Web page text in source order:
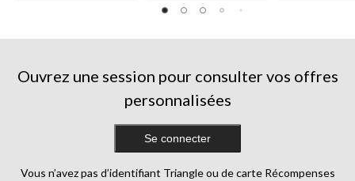
Ouvrez une session pour consulter vos offres
personnalisées
Se connecter
Vous n’avez pas d’identifiant Triangle ou de carte Récompenses